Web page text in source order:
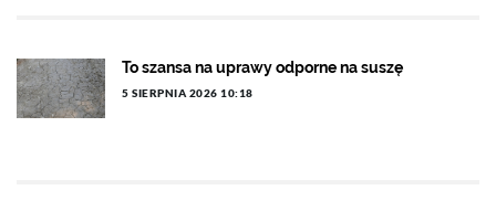
To szansa na uprawy odporne na suszę
5 SIERPNIA 2026 10:18